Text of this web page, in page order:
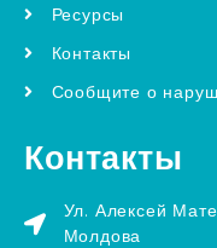
Ресурсы
Контакты
Сообщите о
Контакты
Ул. Алексей
Молдова